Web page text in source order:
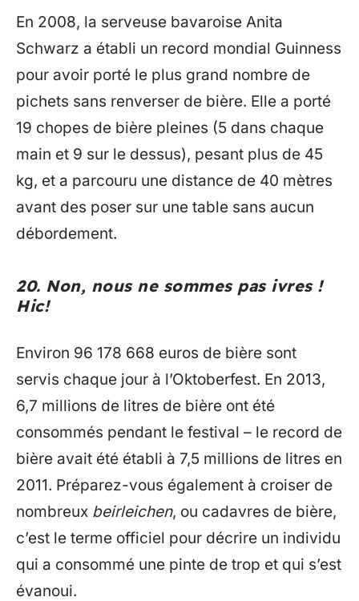
En 2008, la serveuse bavaroise Anita
Schwarz a établi un record mondial Guinness
pour avoir porté le plus grand nombre de
pichets sans renverser de bière. Elle a porté
19 chopes de bière pleines (5 dans chaque
main et 9 sur le dessus), pesant plus de 45
kg, et a parcouru une distance de 40 mètres
avant des poser sur une table sans aucun
débordement.
20. Non, nous ne sommes pas ivres !
Hic!
Environ 96 178 668 euros de bière sont
servis chaque jour à l’Oktoberfest. En 2013,
6,7 millions de litres de bière ont été
consommés pendant le festival – le record de
bière avait été établi à 7,5 millions de litres en
2011. Préparez-vous également à croiser de
nombreux beirleichen, ou cadavres de bière,
c’est le terme officiel pour décrire un individu
qui a consommé une pinte de trop et qui s’est
évanoui.